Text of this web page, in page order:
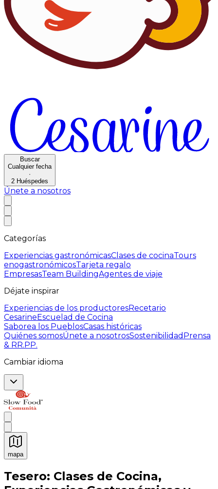
Buscar
Cualquier fecha
·
2 Huéspedes
Únete a nosotros
Categorías
Experiencias gastronómicasClases de cocinaTours
enogastronómicosTarjeta regalo
EmpresasTeam BuildingAgentes de viaje
Déjate inspirar
Experiencias de los productoresRecetario
CesarineEscuelad de Cocina
Saborea los PueblosCasas históricas
Quiénes somosÚnete a nosotrosSostenibilidad Prensa
& RR.PP.
Cambiar idioma
mapa
Experiencias culinarias inolvidables: Experiencias
Tesero: Clases de Cocina,